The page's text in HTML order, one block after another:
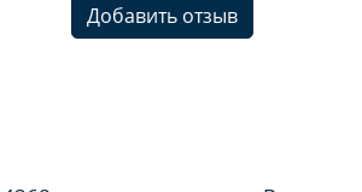
Добавить отзыв